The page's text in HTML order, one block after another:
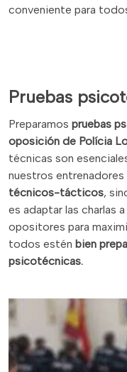
conveniente para
Pruebas
Preparamos pruebas
oposición de Polícia
técnicas son
nuestros
técnicos-tácticos,
es adaptar las charlas
opositores para
todos estén bien
psicotécnicas.